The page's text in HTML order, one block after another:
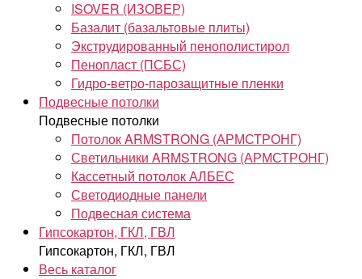
ISOVER (ИЗОВЕР)
Базалит (базальтовые плиты)
Экструдированный пенополистирол
Пенопласт (ПСБС)
Гидро-ветро-парозащитные пленки
Подвесные потолки
Подвесные потолки
Потолок ARMSTRONG (АРМСТРОНГ)
Светильники ARMSTRONG (АРМСТРОНГ)
Кассетный потолок АЛБЕС
Светодиодные панели
Подвесная система
Гипсокартон, ГКЛ, ГВЛ
Гипсокартон, ГКЛ, ГВЛ
Весь каталог